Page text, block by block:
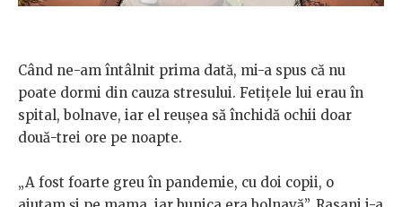
Când ne-am întâlnit prima dată, mi-a spus că nu
poate dormi din cauza stresului. Fetițele lui erau în
spital, bolnave, iar el reușea să închidă ochii doar
două-trei ore pe noapte.
„A fost foarte greu în pandemie, cu doi copii, o